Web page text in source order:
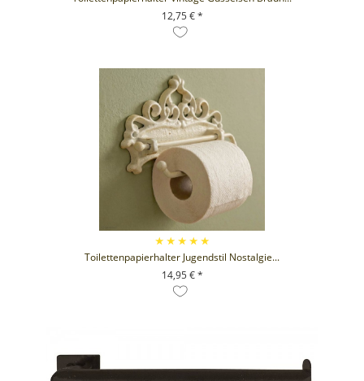
12,75 € *
+ IN DEN WARENKORB
Toilettenpapierhalter Jugendstil Nostalgie...
14,95 € *
+ IN DEN WARENKORB